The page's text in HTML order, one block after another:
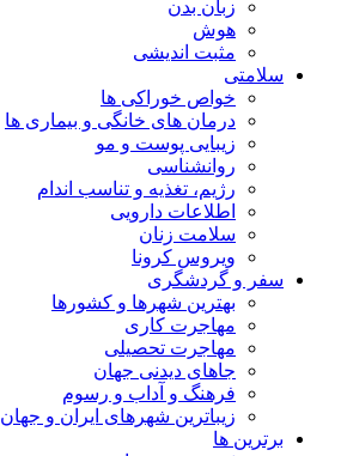
زبان بدن
هوش
مثبت اندیشی
سلامتی
خواص خوراکی ها
درمان های خانگی و بیماری ها
زیبایی پوست و مو
روانشناسی
رژیم، تغذیه و تناسب اندام
اطلاعات دارویی
سلامت زنان
ویروس کرونا
سفر و گردشگری
بهترین شهرها و کشورها
مهاجرت کاری
مهاجرت تحصیلی
جاهای دیدنی جهان
فرهنگ و آداب و رسوم
زیباترین شهرهای ایران و جهان
برترین ها